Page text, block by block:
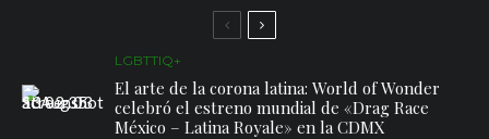
LGBTTIQ+
El arte de la corona latina: World of Wonder
celebró el estreno mundial de «Drag Race
México – Latina Royale» en la CDMX